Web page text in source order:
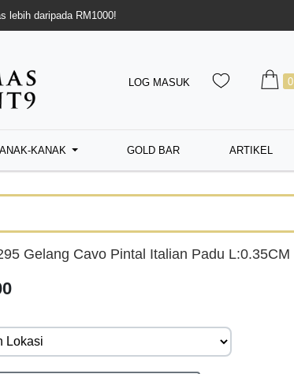
lebih daripada RM1000!
LOG MASUK 0
KANAK GOLD BAR ARTIKEL
Gelang Cavo Pintal Italian Padu L:0.35CM